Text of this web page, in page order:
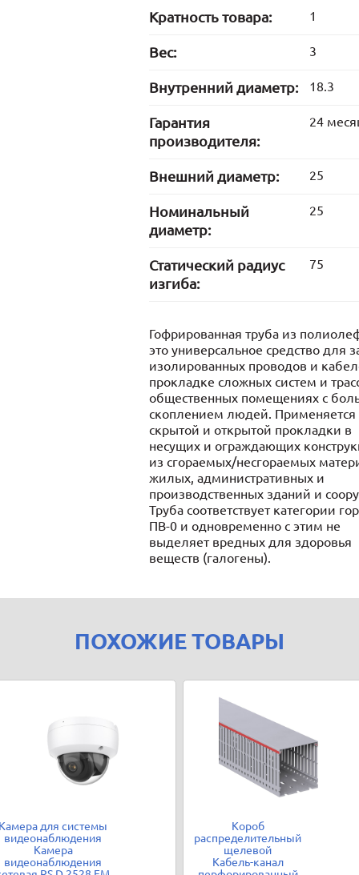
Кратность товара: 1
Вес: 3
Внутренний диаметр: 18.3
Гарантия
производителя:
24
Внешний диаметр: 25
Номинальный
диаметр:
25
Статический радиус
изгиба:
75
Гофрированная труба из
это универсальное средство для
изолированных проводов и
прокладке сложных систем и
общественных помещениях с
скоплением людей. Применяется
скрытой и открытой прокладки в
несущих и ограждающих
из сгораемых/несгораемых
жилых, административных и
производственных зданий и
Труба соответствует категории
ПВ-0 и одновременно с этим не
выделяет вредных для здоровья
веществ (галогены).
ПОХОЖИЕ ТОВАРЫ
для системы
видеонаблюдения
Камера
видеонаблюдения
Короб
распределительный
щелевой
Кабель-канал